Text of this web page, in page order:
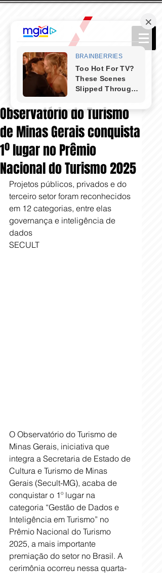
Observatório do Turismo
de Minas Gerais conquista
1º lugar no Prêmio
Nacional do Turismo 2025
Projetos públicos, privados e do
terceiro setor foram reconhecidos
em 12 categorias, entre elas
governança e inteligência de
dados
SECULT
O Observatório do Turismo de
Minas Gerais, iniciativa que
integra a Secretaria de Estado de
Cultura e Turismo de Minas
Gerais (Secult-MG), acaba de
conquistar o 1º lugar na
categoria “Gestão de Dados e
Inteligência em Turismo” no
Prêmio Nacional do Turismo
2025, a mais importante
premiação do setor no Brasil. A
cerimônia ocorreu nessa quarta-